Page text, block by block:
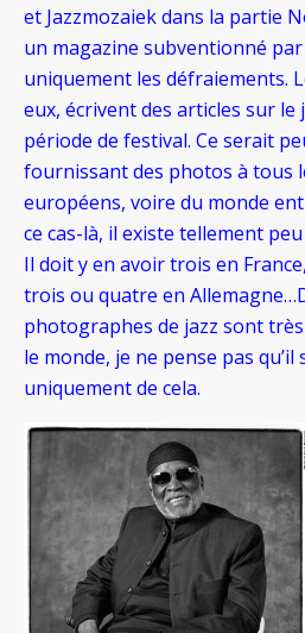
et Jazzmozaiek dans la partie
un magazine subventionné par
uniquement les défraiements.
eux, écrivent des articles sur le
période de festival. Ce serait
fournissant des photos à tous
européens, voire du monde
ce cas-là, il existe tellement
Il doit y en avoir trois en
trois ou quatre en
photographes de jazz sont
le monde, je ne pense pas
uniquement de cela.